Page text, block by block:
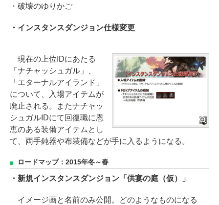
・破壊のゆりかご
・インスタンスダンジョン仕様変更
現在の上位IDにあたる
「ナチャッシュガル」、
「エターナルアイランド」
について、入場アイテムが
廃止される。またナチャッ
シュガルIDにて回復職に恩
恵のある装備アイテムとし
て、両手鈍器や布装備などが手に入るようになる。
ロードマップ：2015年冬～春
・新規インスタンスダンジョン「供宴の庭（仮）」
イメージ画と名前のみ公開。どのようなものになる